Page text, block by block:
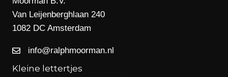
Van Leijenberghlaan 240
1082 DC Amsterdam
info@ralphmoorman.nl
Kleine lettertjes